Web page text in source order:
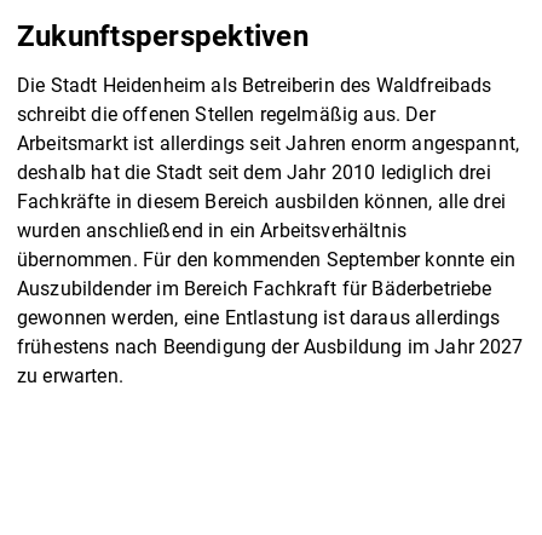
Zukunftsperspektiven
Die Stadt Heidenheim als Betreiberin des Waldfreibads
schreibt die offenen Stellen regelmäßig aus. Der
Arbeitsmarkt ist allerdings seit Jahren enorm angespannt,
deshalb hat die Stadt seit dem Jahr 2010 lediglich drei
Fachkräfte in diesem Bereich ausbilden können, alle drei
wurden anschließend in ein Arbeitsverhältnis
übernommen. Für den kommenden September konnte ein
Auszubildender im Bereich Fachkraft für Bäderbetriebe
gewonnen werden, eine Entlastung ist daraus allerdings
frühestens nach Beendigung der Ausbildung im Jahr 2027
zu erwarten.